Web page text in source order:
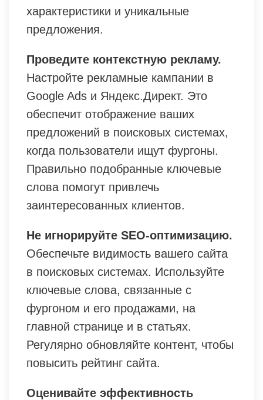
характеристики и уникальные
предложения.
Проведите контекстную рекламу.
Настройте рекламные кампании в
Google Ads и Яндекс.Директ. Это
обеспечит отображение ваших
предложений в поисковых системах,
когда пользователи ищут фургоны.
Правильно подобранные ключевые
слова помогут привлечь
заинтересованных клиентов.
Не игнорируйте SEO-оптимизацию.
Обеспечьте видимость вашего сайта
в поисковых системах. Используйте
ключевые слова, связанные с
фургоном и его продажами, на
главной странице и в статьях.
Регулярно обновляйте контент, чтобы
повысить рейтинг сайта.
Оценивайте эффективность